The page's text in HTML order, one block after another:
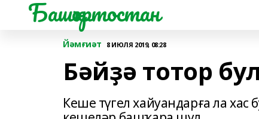
Башҡортостан
Йәмғиәт 8 ИЮЛЯ 2019, 08:28
Бәйҙә тотор
Кеше түгел хайуандарға ла